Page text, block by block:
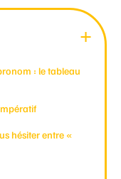
: le tableau
hésiter entre «